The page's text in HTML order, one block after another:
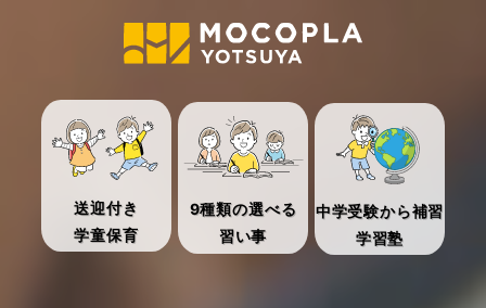
送迎付き
学童保育
9種類の選べる
習い事
中学受験から補習
学習塾
送迎付き
学童保育
9種類の選べる
習い事
中学受験から補習
学習塾
送迎付き
学童保育
9種類の選べる
習い事
中学受験から補習
学習塾
送迎付き
学童保育
9種類の選べる
習い事
中学受験から補習
学習塾
送迎付き
学童保育
9種類の選べる
習い事
中学受験から補習
学習塾
送迎付き
学童保育
9種類の選べる
習い事
中学受験から補習
学習塾
送迎付き
学童保育
9種類の選べる
習い事
中学受験から補習
学習塾